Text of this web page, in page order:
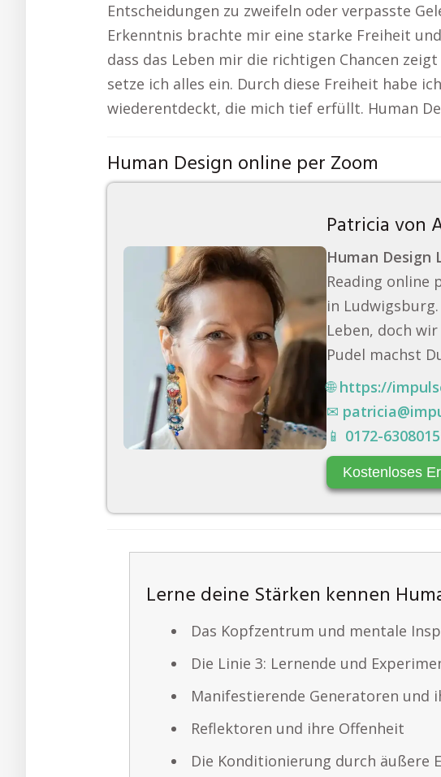
Entscheidungen zu zweifeln oder verpasste
Erkenntnis brachte mir eine starke Freiheit
dass das Leben mir die richtigen Chancen
setze ich alles ein. Durch diese Freiheit habe
wiederentdeckt, die mich tief erfüllt. Human
Human Design online per Zoom
Patricia von
Human Design
Reading online
in
Leben, doch
Pudel machst
🌐https://
✉
📱 0172-6308015
Kostenloses
Lerne deine Stärken kennen
Das Kopfzentrum und mentale
Die Linie 3: Lernende und
Manifestierende Generatoren und
Reflektoren und ihre Offenheit
Die Konditionierung durch äußere